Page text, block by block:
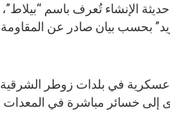
الإنشاء تُعرف باسم “بيلاط”،
بحسب بيان صادر عن المقاومة
عسكرية في بلدات زوطر الشرقية
إلى خسائر مباشرة في المعدات